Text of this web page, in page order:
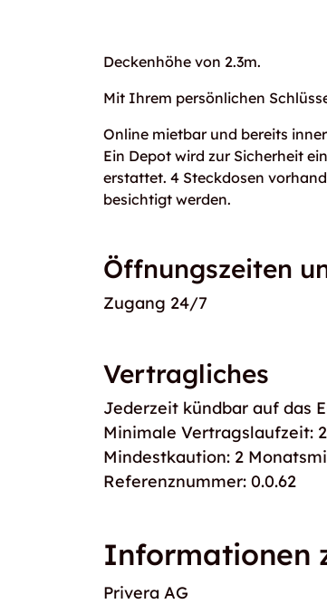
Deckenhöhe von 2.3m.
Mit Ihrem persönlichen
Online mietbar und bereits
Ein Depot wird zur Sicherheit
erstattet. 4 Steckdosen
besichtigt werden.
Öffnungszeiten
Zugang 24/7
Vertragliches
Jederzeit kündbar auf das
Minimale Vertragslaufzeit:
Mindestkaution: 2
Referenznummer: 0.0.62
Informationen
Privera AG